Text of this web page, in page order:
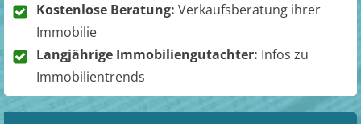
Kostenlose Beratung: Verkaufsberatung ihrer
Immobilie
Langjährige Immobiliengutachter: Infos zu
Immobilientrends